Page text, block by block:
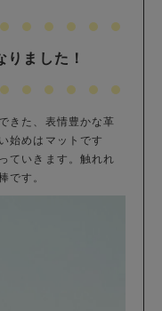
ました！
きた、表情豊かな革
始めはマットです
ていきます。触れれ
です。